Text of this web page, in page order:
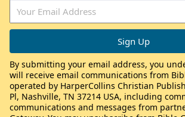
By submitting your email address, you
will receive email communications from
operated by HarperCollins Christian
Pl, Nashville, TN 37214 USA, including
communications and messages from